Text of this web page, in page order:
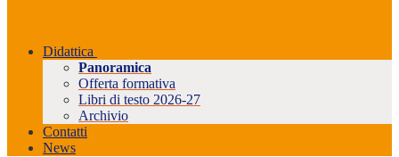
Didattica
Panoramica
Offerta formativa
Libri di testo 2026-27
Archivio
Contatti
News